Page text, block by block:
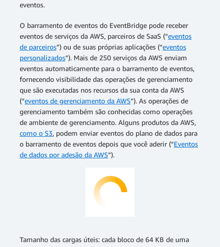
eventos.
O barramento de eventos do EventBridge pode receber
eventos de serviços da AWS, parceiros de SaaS (“eventos
de parceiros”) ou de suas próprias aplicações (“eventos
personalizados”). Mais de 250 serviços da AWS enviam
eventos automaticamente para o barramento de eventos,
fornecendo visibilidade das operações de gerenciamento
que são executadas nos recursos da sua conta da AWS
(“eventos de gerenciamento da AWS”). As operações de
gerenciamento também são conhecidas como operações
de ambiente de gerenciamento. Alguns produtos da AWS,
como o S3, podem enviar eventos do plano de dados para
o barramento de eventos depois que você aderir (“Eventos
de dados por adesão da AWS”).
Tamanho das cargas úteis: cada bloco de 64 KB de uma